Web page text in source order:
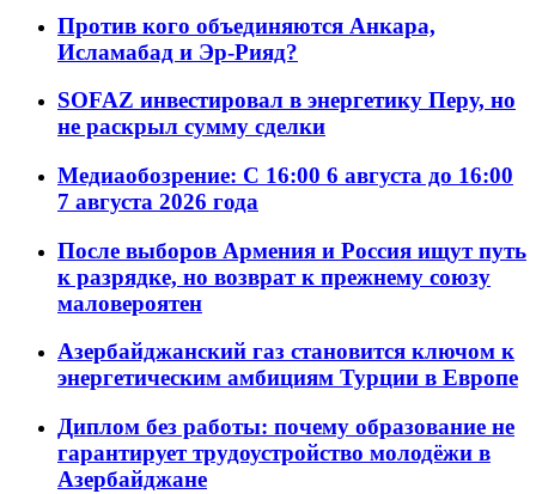
Против кого объединяются Анкара,
Исламабад и Эр-Рияд?
SOFAZ инвестировал в энергетику Перу, но
не раскрыл сумму сделки
Медиаобозрение: С 16:00 6 августа до 16:00
7 августа 2026 года
После выборов Армения и Россия ищут путь
к разрядке, но возврат к прежнему союзу
маловероятен
Азербайджанский газ становится ключом к
энергетическим амбициям Турции в Европе
Диплом без работы: почему образование не
гарантирует трудоустройство молодёжи в
Азербайджане